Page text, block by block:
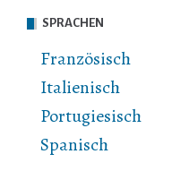
SPRACHEN
Französisch
Italienisch
Portugiesisch
Spanisch